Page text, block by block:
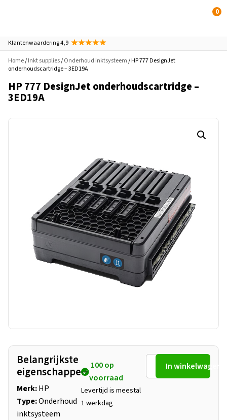
0
Klantenwaardering 4,9
Home/Inkt supplies/Onderhoud inktsysteem/ HP 777 DesignJet
onderhoudscartridge – 3ED19A
HP 777 DesignJet onderhoudscartridge –
3ED19A
Belangrijkste
eigenschappen
Merk:HP
Type:Onderhoud
inktsysteem
100 op
voorraad
Levertijd is meestal
1 werkdag
In winkelwagen